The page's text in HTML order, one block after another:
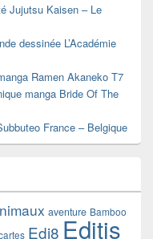
Jujutsu Kaisen – Le
dessinée L’Académie
Ramen Akaneko T7
manga Bride Of The
France – Belgique
aventure Bamboo
Edi8 Editis